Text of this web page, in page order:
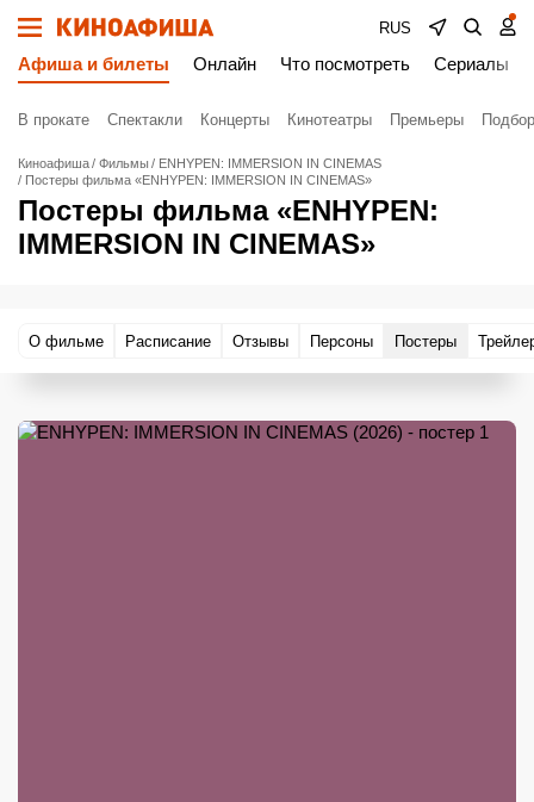
RUS
Афиша и билеты Онлайн Что посмотреть Сериалы
В прокате Спектакли Концерты Кинотеатры Премьеры
Киноафиша Фильмы
ENHYPEN: IMMERSION IN CINEMAS
Постеры фильма «ENHYPEN: IMMERSION IN CINEMAS»
Постеры фильма «ENHYPEN:
IMMERSION IN CINEMAS»
О фильме Расписание Отзывы Персоны Постеры